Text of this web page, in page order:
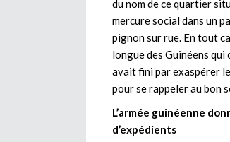
du nom de ce quartier
mercure social dans un
pignon sur rue. En tout
longue des Guinéens
avait fini par exaspérer
pour se rappeler au bon
L’armée guinéenne
d’expédients